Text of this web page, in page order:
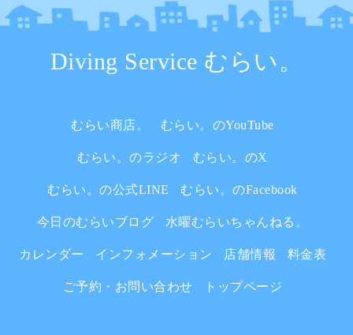
Diving Service むらい。
むらい商店。 むらい。のYouTube
むらい。のラジオ むらい。のX
むらい。の公式LINE むらい。のFacebook
今日のむらいブログ 水曜むらいちゃんねる。
カレンダー インフォメーション 店舗情報 料金表
ご予約・お問い合わせ トップページ